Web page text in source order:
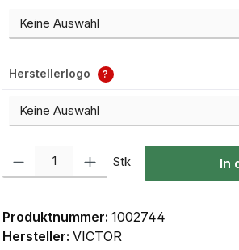
Herstellerlogo ?
Produkt Anzahl: Gib den gewünschten
Stk In
Produktnummer: 1002744
Hersteller: VICTOR